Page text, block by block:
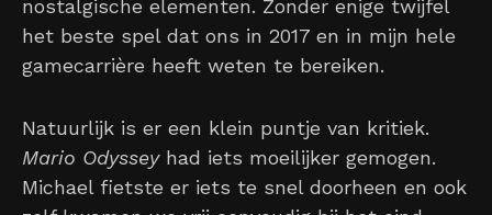
nostalgische elementen. Zonder enige twijfel
het beste spel dat ons in 2017 en in mijn hele
gamecarrière heeft weten te bereiken.
Natuurlijk is er een klein puntje van kritiek.
Mario Odysseyhad iets moeilijker gemogen.
Michael fietste er iets te snel doorheen en ook